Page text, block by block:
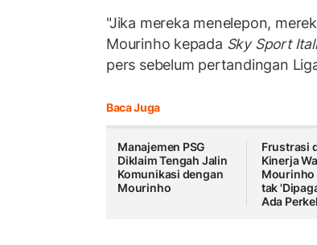
"Jika mereka menelepon,
Mourinho kepada Sky Sport
pers sebelum pertandingan
Baca Juga
Manajemen PSG
Diklaim Tengah Jalin
Komunikasi dengan
Mourinho
Frustrasi
Kinerja
Mourinho
tak
Ada